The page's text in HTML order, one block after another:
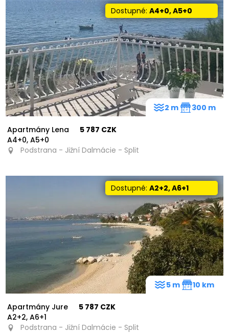
Dostupné:A4+0, A5+0
Apartmány Lena
A4+0, A5+0
5 787 CZK
Podstrana - Jižní Dalmácie - Split
2 m 300 m
Dostupné:A2+2, A6+1
Apartmány Jure
A2+2, A6+1
5 787 CZK
Podstrana - Jižní Dalmácie - Split
5 m 10 km